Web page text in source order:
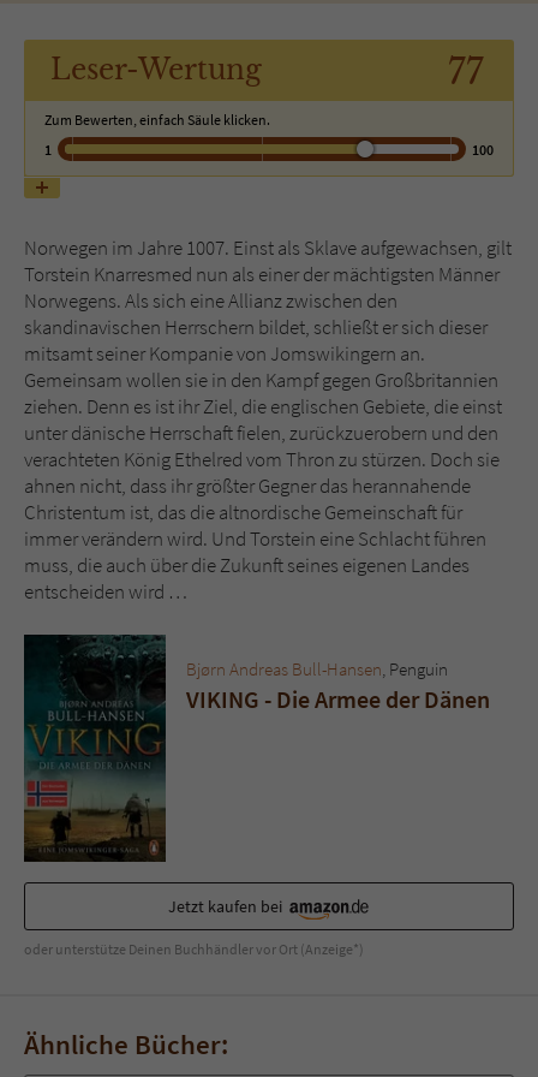
Leser-Wertung 77
Zum Bewerten, einfach Säule klicken.
1
100
Norwegen im Jahre 1007. Einst als Sklave aufgewachsen, gilt
Torstein Knarresmed nun als einer der mächtigsten Männer
Norwegens. Als sich eine Allianz zwischen den
skandinavischen Herrschern bildet, schließt er sich dieser
mitsamt seiner Kompanie von Jomswikingern an.
Gemeinsam wollen sie in den Kampf gegen Großbritannien
ziehen. Denn es ist ihr Ziel, die englischen Gebiete, die einst
unter dänische Herrschaft fielen, zurückzuerobern und den
verachteten König Ethelred vom Thron zu stürzen. Doch sie
ahnen nicht, dass ihr größter Gegner das herannahende
Christentum ist, das die altnordische Gemeinschaft für
immer verändern wird. Und Torstein eine Schlacht führen
muss, die auch über die Zukunft seines eigenen Landes
entscheiden wird …
Bjørn Andreas Bull-Hansen, Penguin
VIKING - Die Armee der Dänen
Jetzt kaufen bei
oder unterstütze Deinen Buchhändler vor Ort (Anzeige*)
Ähnliche Bücher:
Name tx_pwcomments_ahash
Anbieter Literatur-Couch Medien GmbH & Co. KG
Laufzeit 1 Jahr
Name fe_typo_user
Anbieter Literatur-Couch Medien GmbH & Co. KG
Laufzeit Session
Zweck
Dieses Cookie gewährleistet die
Kommunikation der Webseite mit dem
Benutzer. Es wird benötigt um z. B. den
Sicherheitscode des Kontaktformulars zu
überprüfen.